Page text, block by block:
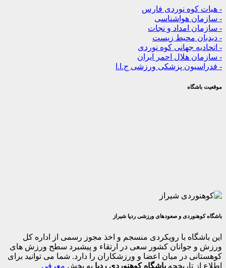
نوردی فارس
هواشناسی
امداد و نجات
محیط زیست
جهانی کوه نوردی
هلال احمر ایران
پزشکی ورزشی ج.ا.ا
و صعودهای ورزشی ردپا شیراز
با رویکردی منسجم و اخذ مجوز رسمی از اداره کل
کشور سعی در ارتقاء و پیشبرد سطح ورزش های
در میان اعضا و ورزشکاران را دارد. شما می توانید برای
تاریخچه باشگاه کوهنوردی ردپابه بخش معرفی